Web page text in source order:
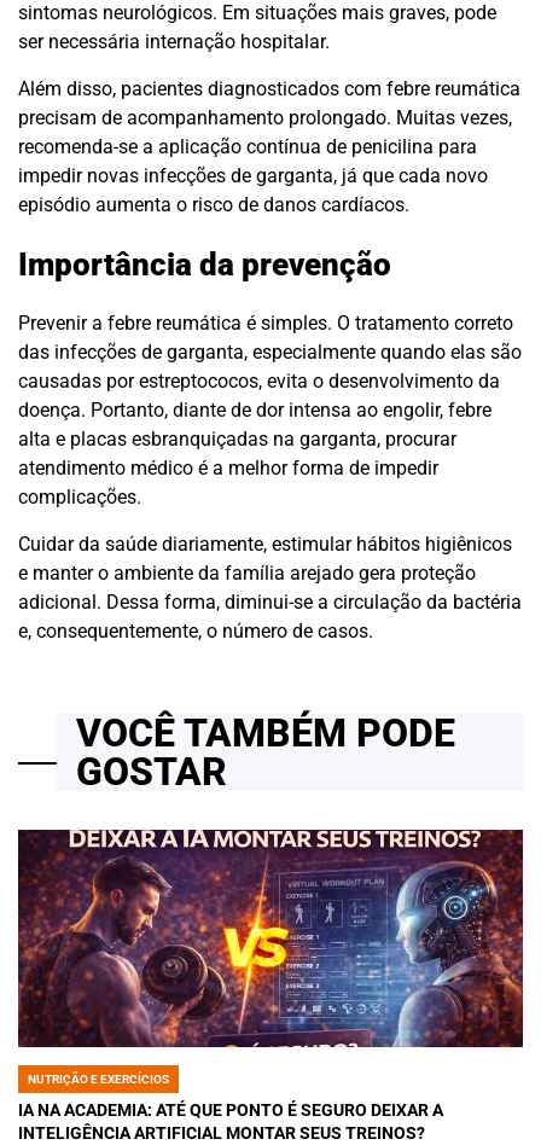
sintomas neurológicos. Em situações mais graves, pode
ser necessária internação hospitalar.
Além disso, pacientes diagnosticados com febre reumática
precisam de acompanhamento prolongado. Muitas vezes,
recomenda-se a aplicação contínua de penicilina para
impedir novas infecções de garganta, já que cada novo
episódio aumenta o risco de danos cardíacos.
Importância da prevenção
Prevenir a febre reumática é simples. O tratamento correto
das infecções de garganta, especialmente quando elas são
causadas por estreptococos, evita o desenvolvimento da
doença. Portanto, diante de dor intensa ao engolir, febre
alta e placas esbranquiçadas na garganta, procurar
atendimento médico é a melhor forma de impedir
complicações.
Cuidar da saúde diariamente, estimular hábitos higiênicos
e manter o ambiente da família arejado gera proteção
adicional. Dessa forma, diminui-se a circulação da bactéria
e, consequentemente, o número de casos.
VOCÊ TAMBÉM PODE
GOSTAR
POSTED
IN
NUTRIÇÃO E EXERCÍCIOS
IA NA ACADEMIA: ATÉ QUE PONTO É SEGURO DEIXAR A
INTELIGÊNCIA ARTIFICIAL MONTAR SEUS TREINOS?